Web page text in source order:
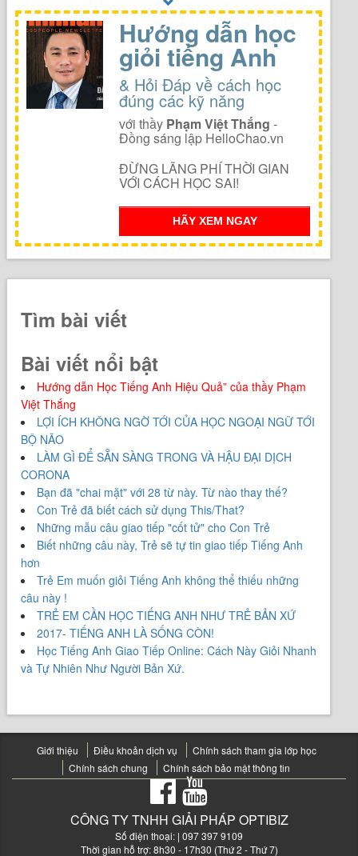
Hướng dẫn học
giỏi tiếng Anh
& Hỏi Đáp về cách học
đúng các kỹ năng
với thầy Phạm Việt Thắng -
Đồng sáng lập HelloChao.vn
ĐỪNG LÃNG PHÍ THỜI GIAN
VỚI CÁCH HỌC SAI!
HÃY XEM NGAY
Tìm bài viết
Bài viết nổi bật
Hướng dẫn Học Tiếng Anh Hiệu Quả” của thầy Phạm
Việt Thắng
LỢI ÍCH KHÔNG NGỜ TỚI CỦA HỌC NGOẠI NGỮ TỚI
BỘ NÃO
LÀM GÌ ĐỂ SẴN SÀNG TRONG VÀ HẬU ĐẠI DỊCH
CORONA
Bạn đã "chai mặt" với 28 từ này. Từ nào thay thế?
Con Trẻ đã biết cách sử dụng This/That?
Những mẫu câu giao tiếp "cốt tử" cho Con Trẻ
Biết những câu này, Trẻ sẽ tự tin giao tiếp Tiếng Anh
hơn
Trẻ Em muốn giỏi Tiếng Anh không thể thiếu những
câu này !
TRẺ EM CẦN HỌC TIẾNG ANH NHƯ TRẺ BẢN XỨ
2017- TIẾNG ANH LÀ SỐNG CÒN!
Học Tiếng Anh Giao Tiếp Online: Cách Này Giỏi Nhanh
và Tự Nhiên Như Người Bản Xứ.
Giới thiệu Điều khoản dịch vụ
Chính sách tham gia lớp học
Chính sách chung
Chính sách bảo mật thông tin
CÔNG TY TNHH GIẢI PHÁP OPTIBIZ
Số điện thoại: | 097 397 9109
Thời gian hỗ trợ: 8h30 - 17h30 (Thứ 2 - Thứ 7)